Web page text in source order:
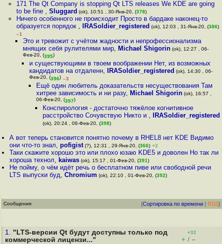
171 The Qt Company is stopping Qt LTS releases We KDE are going
to be fine , Sluggard (ok), 10:51 , 30-Янв-20, (378)
Ничего особенного не происходит Просто в бардаке наконец-то
образуется порядок , IRASoldier_registered (ok), 12:03 , 31-Янв-20, (386)
–1
Это и тревожит с учётом жадности и непрофессионализма
мнящих себя рулителями мир, Michael Shigorin(ok), 12:27 , 06-
Фев-20, (395)
и существующими в твоем воображении Нет, из возможных
кандидатов на отдаленн, IRASoldier_registered (ok), 14:30 , 06-
Фев-20, (396) –3
Ещё один любитель доказательств несуществования Там
хитрее зависимость и ни разу, Michael Shigorin(ok), 16:57 ,
06-Фев-20, (397)
Конспирология - достаточно тяжёлое когнитивное
расстройство Сочувствую Никто и , IRASoldier_registered
(ok), 20:24 , 06-Фев-20, (398)
А вот теперь становится понятно почему в RHEL8 нет KDE Видимо
они что-то знал,pofigist (?), 12:31 , 29-Янв-20, (366) +2
Таки скажите хорошо это или плохо юзаю KDE5 и доволен Но так ли
хороша технол, kaiwas (ok), 15:17 , 01-Фев-20, (391)
Не пойму, о чём идёт речь о бесплатном пиве или свободной речи
LTS выпуски буд,Chromium (ok), 22:10 , 01-Фев-20, (392)
Сообщения [Сортировка по времени | RSS]
1. "LTS-версии Qt будут доступны только под
коммерческой лицензи..."
+32
+ / –